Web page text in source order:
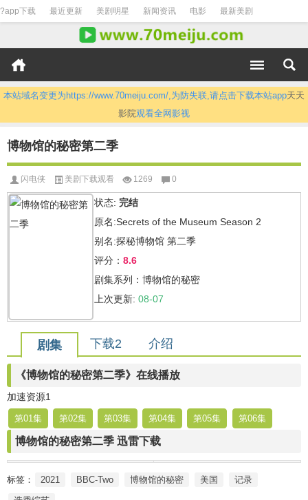
?app下载 最近更新 美剧明星 新闻资讯 电影 最新美剧
本站域名变更为https://www.70meiju.com/,为防失联,请点击下载本站app天天
影院观看全网影视
博物馆的秘密第二季
闪电侠 美剧下载观看 1269 0
状态: 完结
原名:Secrets of the Museum Season 2
别名:探秘博物馆 第二季
评分： 8.6
剧集系列：博物馆的秘密
上次更新: 08-07
剧集 下载2 介绍
《博物馆的秘密第二季》在线播放
加速资源1
第01集 第02集 第03集 第04集 第05集 第06集
博物馆的秘密第二季 迅雷下载
标签： 2021 BBC-Two 博物馆的秘密 美国
记录